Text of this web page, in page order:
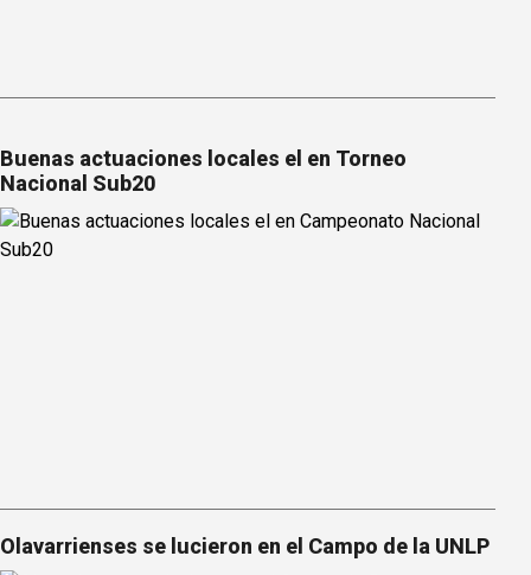
Buenas actuaciones locales el en Torneo
Nacional Sub20
Olavarrienses se lucieron en el Campo de la UNLP